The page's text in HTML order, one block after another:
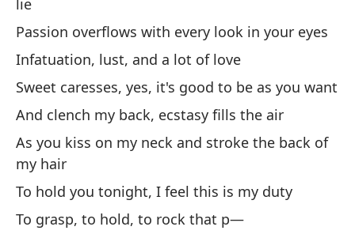
lie
Passion overflows with every look in your eyes
Infatuation, lust, and a lot of love
Sweet caresses, yes, it's good to be as you want
And clench my back, ecstasy fills the air
As you kiss on my neck and stroke the back of
my hair
To hold you tonight, I feel this is my duty
To grasp, to hold, to rock that p—